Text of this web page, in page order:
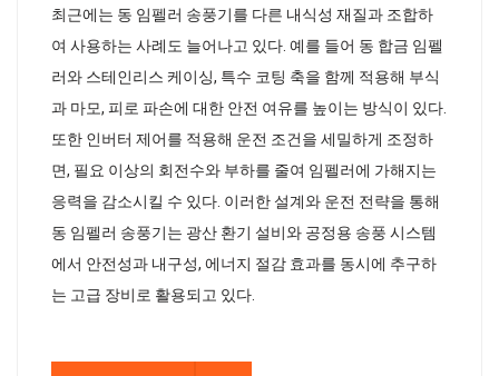
최근에는 동 임펠러 송풍기를 다른 내식성 재질과 조합하
여 사용하는 사례도 늘어나고 있다. 예를 들어 동 합금 임펠
러와 스테인리스 케이싱, 특수 코팅 축을 함께 적용해 부식
과 마모, 피로 파손에 대한 안전 여유를 높이는 방식이 있다.
또한 인버터 제어를 적용해 운전 조건을 세밀하게 조정하
면, 필요 이상의 회전수와 부하를 줄여 임펠러에 가해지는
응력을 감소시킬 수 있다. 이러한 설계와 운전 전략을 통해
동 임펠러 송풍기는 광산 환기 설비와 공정용 송풍 시스템
에서 안전성과 내구성, 에너지 절감 효과를 동시에 추구하
는 고급 장비로 활용되고 있다.